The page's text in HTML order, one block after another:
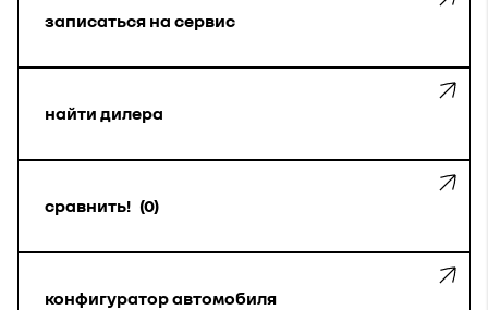
записаться на сервис
найти дилера
сравнить! 0
конфигуратор автомобиля